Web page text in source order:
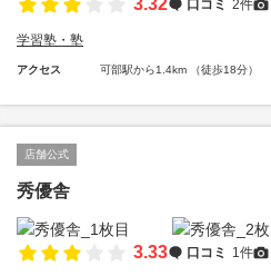
3.32 口コミ 2件
学習塾・塾
アクセス 可部駅から1.4km （徒歩18分）
店舗公式
秀優舎
3.33 口コミ 1件